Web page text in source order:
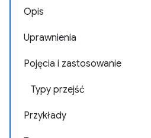
Opis
Uprawnienia
Pojęcia i zastosowanie
Typy przejść
Przykłady